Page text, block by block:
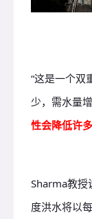
“这是一个双
少，需水量
性会降低许多
Sharma教授
度洪水将以